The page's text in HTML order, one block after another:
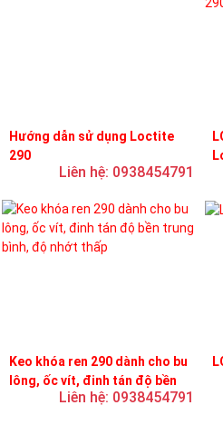
Hướng dẫn sử dụng Loctite
290
Liên hệ: 0938454791
Keo khóa ren 290 dành cho bu
lông, ốc vít, đinh tán độ bền
trung bình, độ nhớt thấp
Liên hệ: 0938454791